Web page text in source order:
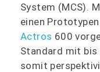
System (MCS).
einen
Actros 600
Standard mit bis
somit